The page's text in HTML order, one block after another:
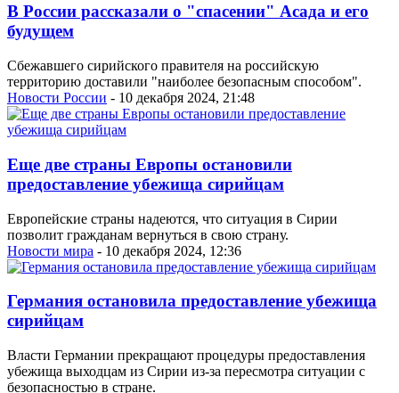
В России рассказали о "спасении" Асада и его
будущем
Сбежавшего сирийского правителя на российскую
территорию доставили "наиболее безопасным способом".
Новости России - 10 декабря 2024, 21:48
Еще две страны Европы остановили
предоставление убежища сирийцам
Европейские страны надеются, что ситуация в Сирии
позволит гражданам вернуться в свою страну.
Новости мира - 10 декабря 2024, 12:36
Германия остановила предоставление убежища
сирийцам
Власти Германии прекращают процедуры предоставления
убежища выходцам из Сирии из-за пересмотра ситуации с
безопасностью в стране.